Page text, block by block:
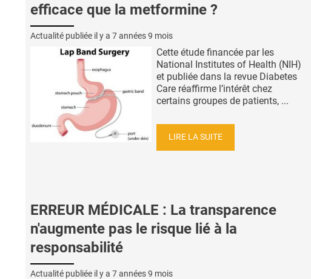
efficace que la metformine ?
Actualité publiée il y a 7 années 9 mois
Cette étude financée par les
National Institutes of Health (NIH)
et publiée dans la revue Diabetes
Care réaffirme l’intérêt chez
certains groupes de patients, ...
LIRE LA SUITE
ERREUR MÉDICALE : La transparence
n'augmente pas le risque lié à la
responsabilité
Actualité publiée il y a 7 années 9 mois